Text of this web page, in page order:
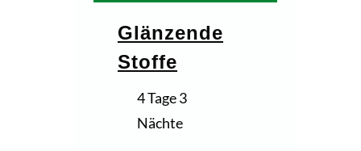
Glänzende
Stoffe
4 Tage 3
Nächte